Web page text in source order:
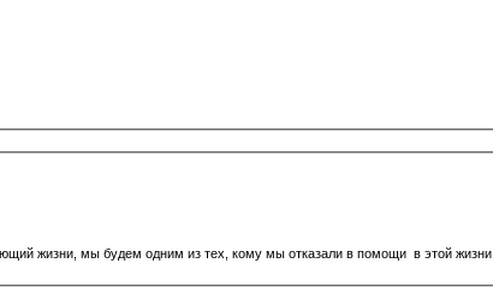
жизни, мы будем одним из тех, кому мы отказали в помощи в этой жизни.